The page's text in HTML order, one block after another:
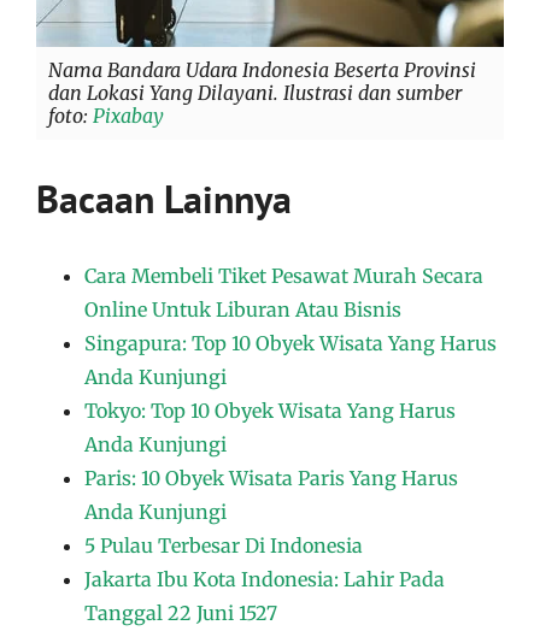
Nama Bandara Udara Indonesia Beserta Provinsi
dan Lokasi Yang Dilayani. Ilustrasi dan sumber
foto: Pixabay
Bacaan Lainnya
Cara Membeli Tiket Pesawat Murah Secara
Online Untuk Liburan Atau Bisnis
Singapura: Top 10 Obyek Wisata Yang Harus
Anda Kunjungi
Tokyo: Top 10 Obyek Wisata Yang Harus
Anda Kunjungi
Paris: 10 Obyek Wisata Paris Yang Harus
Anda Kunjungi
5 Pulau Terbesar Di Indonesia
Jakarta Ibu Kota Indonesia: Lahir Pada
Tanggal 22 Juni 1527